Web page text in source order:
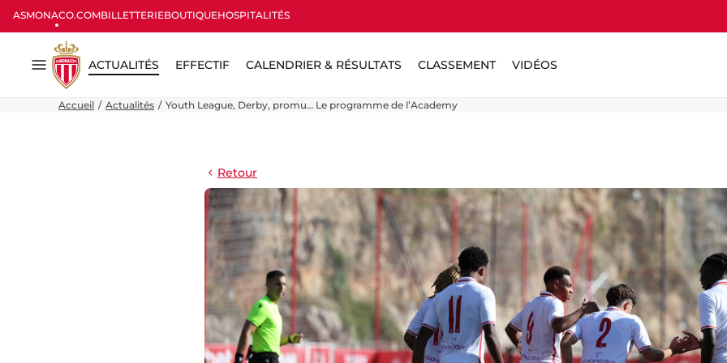
ASMONACO.COMBILLETTERIEBOUTIQUEHOSPITALITÉS
Menu
ACTUALITÉS EFFECTIF CALENDRIER & RÉSULTATS CLASSEMENT VIDÉOS
Accueil Actualités Youth League, Derby, promu… Le programme de l’Academy
Retour